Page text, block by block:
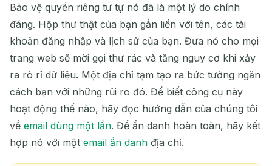
Làm mới tiếp theo trong 15 giây
NGƯỜI GỬI CHỦ ĐỀ
HÀNH
ĐỘNG
Bảo vệ quyền riêng tư tự nó đã là một lý do chính
đáng. Hộp thư thật của bạn gắn liền với tên, các tài
khoản đăng nhập và lịch sử của bạn. Đưa nó cho mọi
trang web sẽ mời gọi thư rác và tăng nguy cơ khi xảy
ra rò rỉ dữ liệu. Một địa chỉ tạm tạo ra bức tường ngăn
cách bạn với những rủi ro đó. Để biết công cụ này
hoạt động thế nào, hãy đọc hướng dẫn của chúng tôi
về email dùng một lần. Để ẩn danh hoàn toàn, hãy kết
hợp nó với một email ẩn danh địa chỉ.